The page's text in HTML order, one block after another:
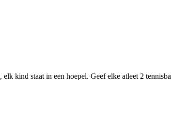
kind staat in een hoepel. Geef elke atleet 2